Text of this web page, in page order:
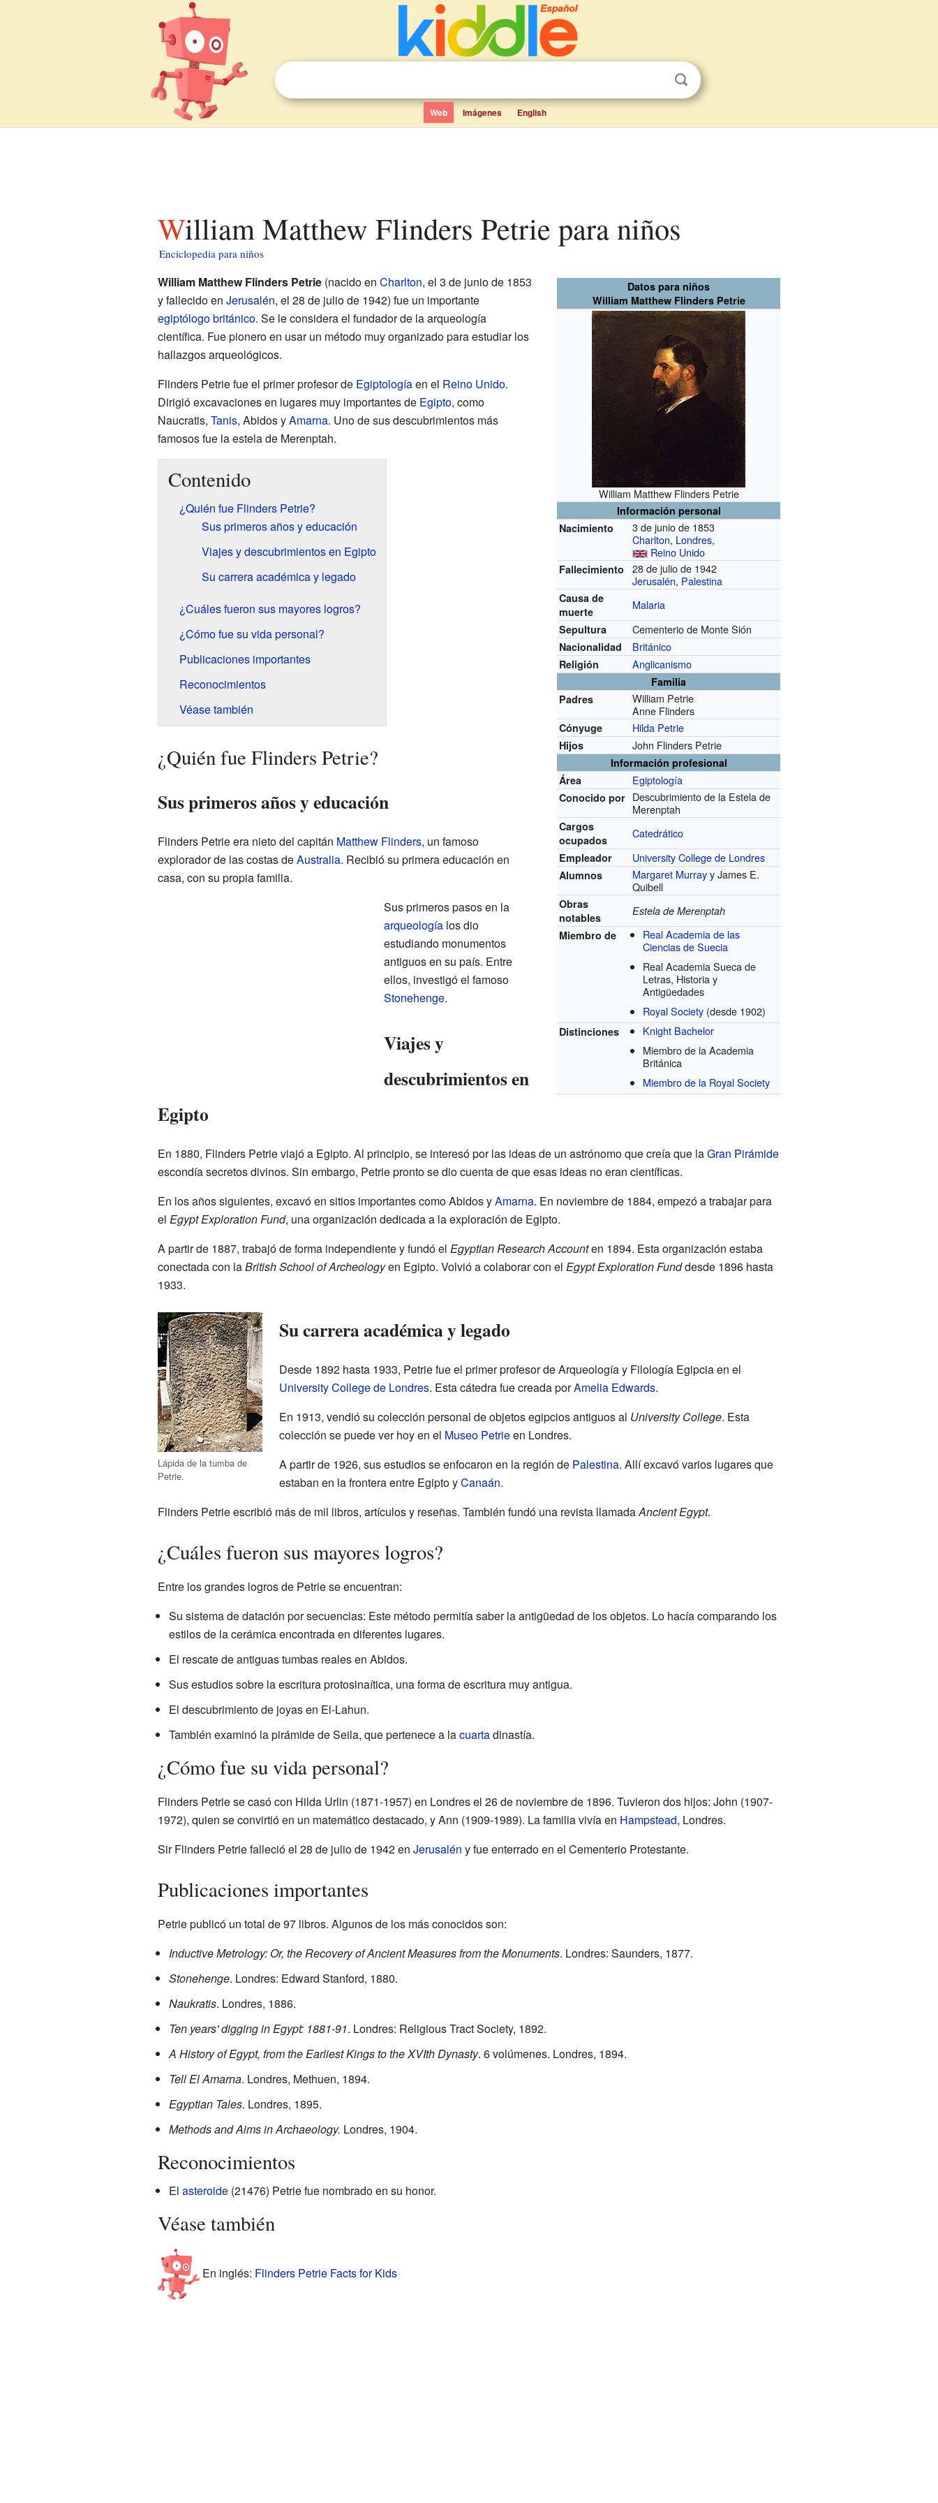
Web Imágenes English
William Matthew Flinders Petrie para niños
Enciclopedia para niños
Datos para niños
William Matthew Flinders Petrie
William Matthew Flinders Petrie
Información personal
Nacimiento
3 de junio de 1853
Charlton, Londres,
Reino Unido
Fallecimiento
28 de julio de 1942
Jerusalén, Palestina
Causa de
muerte
Malaria
Sepultura Cementerio de Monte Sión
Nacionalidad Británico
Religión Anglicanismo
Familia
Padres
William Petrie
Anne Flinders
Cónyuge Hilda Petrie
Hijos John Flinders Petrie
Información profesional
Área
Egiptología
Conocido por Descubrimiento de la Estela de
Merenptah
Cargos
ocupados
Catedrático
Empleador University College de Londres
Alumnos Margaret Murrayy James E.
Quibell
Obras
notables
Estela de Merenptah
Miembro de
Real Academia de las
Ciencias de Suecia
Real Academia Sueca de
Letras, Historia y
Antigüedades
Royal Society (desde 1902)
Distinciones
Knight Bachelor
Miembro de la Academia
Británica
Miembro de la Royal Society
William Matthew Flinders Petrie(nacido en Charlton, el 3 de junio de 1853
y fallecido en Jerusalén, el 28 de julio de 1942) fue un importante
egiptólogobritánico. Se le considera el fundador de la arqueología
científica. Fue pionero en usar un método muy organizado para estudiar los
hallazgos arqueológicos.
Flinders Petrie fue el primer profesor de Egiptologíaen el Reino Unido.
Dirigió excavaciones en lugares muy importantes de Egipto, como
Naucratis, Tanis, Abidos yAmarna. Uno de sus descubrimientos más
famosos fue la estela de Merenptah.
Contenido
¿Quién fue Flinders Petrie?
Sus primeros años y educación
Viajes y descubrimientos en Egipto
Su carrera académica y legado
¿Cuáles fueron sus mayores logros?
¿Cómo fue su vida personal?
Publicaciones importantes
Reconocimientos
Véase también
¿Quién fue Flinders Petrie?
Sus primeros años y educación
Flinders Petrie era nieto del capitán Matthew Flinders, un famoso
explorador de las costas deAustralia. Recibió su primera educación en
casa, con su propia familia.
Sus primeros pasos en la
arqueologíalos dio
estudiando monumentos
antiguos en su país. Entre
ellos, investigó el famoso
Stonehenge.
Viajes y
descubrimientos en
Egipto
En 1880, Flinders Petrie viajó a Egipto. Al principio, se interesó por las ideas de un astrónomo que creía que laGran Pirámide
escondía secretos divinos. Sin embargo, Petrie pronto se dio cuenta de que esas ideas no eran científicas.
En los años siguientes, excavó en sitios importantes como Abidos yAmarna. En noviembre de 1884, empezó a trabajar para
el Egypt Exploration Fund, una organización dedicada a la exploración de Egipto.
A partir de 1887, trabajó de forma independiente y fundó el Egyptian Research Accounten 1894. Esta organización estaba
conectada con laBritish School of Archeologyen Egipto. Volvió a colaborar con el Egypt Exploration Funddesde 1896 hasta
1933.
Lápida de la tumba de
Petrie.
Su carrera académica y legado
Desde 1892 hasta 1933, Petrie fue el primer profesor de Arqueología y Filología Egipcia en el
University College de Londres. Esta cátedra fue creada porAmelia Edwards.
En 1913, vendió su colección personal de objetos egipcios antiguos al University College. Esta
colección se puede ver hoy en el Museo Petrieen Londres.
A partir de 1926, sus estudios se enfocaron en la región de Palestina. Allí excavó varios lugares que
estaban en la frontera entre Egipto yCanaán.
Flinders Petrie escribió más de mil libros, artículos y reseñas. También fundó una revista llamadaAncient Egypt.
¿Cuáles fueron sus mayores logros?
Entre los grandes logros de Petrie se encuentran:
Su sistema de datación por secuencias: Este método permitía saber la antigüedad de los objetos. Lo hacía comparando los
estilos de la cerámica encontrada en diferentes lugares.
El rescate de antiguas tumbas reales en Abidos.
Sus estudios sobre la escritura protosinaítica, una forma de escritura muy antigua.
El descubrimiento de joyas en El-Lahun.
También examinó la pirámide de Seila, que pertenece a lacuartadinastía.
¿Cómo fue su vida personal?
Flinders Petrie se casó con Hilda Urlin (1871-1957) en Londres el 26 de noviembre de 1896. Tuvieron dos hijos: John (1907-
1972), quien se convirtió en un matemático destacado, y Ann (1909-1989). La familia vivía en Hampstead, Londres.
Sir Flinders Petrie falleció el 28 de julio de 1942 en Jerusalén y fue enterrado en el Cementerio Protestante.
Publicaciones importantes
Petrie publicó un total de 97 libros. Algunos de los más conocidos son:
Inductive Metrology: Or, the Recovery of Ancient Measures from the Monuments. Londres: Saunders, 1877.
Stonehenge. Londres: Edward Stanford, 1880.
Naukratis. Londres, 1886.
Ten years' digging in Egypt: 1881-91. Londres: Religious Tract Society, 1892.
A History of Egypt, from the Earliest Kings to the XVIth Dynasty. 6 volúmenes. Londres, 1894.
Tell El Amarna. Londres, Methuen, 1894.
Egyptian Tales. Londres, 1895.
Methods and Aims in Archaeology. Londres, 1904.
Reconocimientos
El asteroide(21476) Petrie fue nombrado en su honor.
Véase también
En inglés: Flinders Petrie Facts for Kids